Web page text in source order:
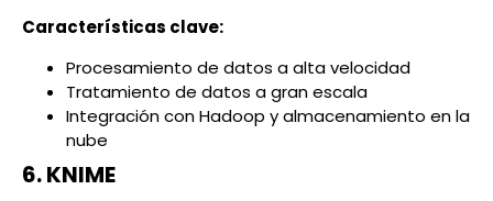
Características clave:
Procesamiento de datos a alta velocidad
Tratamiento de datos a gran escala
Integración con Hadoop y almacenamiento en la
nube
6. KNIME